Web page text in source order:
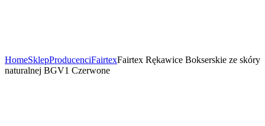
HomeSklepProducenciFairtexFairtex Rękawice Bokserskie ze skóry
naturalnej BGV1 Czerwone